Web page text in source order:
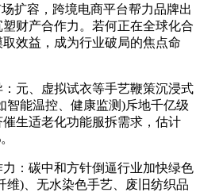
扩容，跨境电商平台帮力品牌出
财产合作力。若何正在全球化合
效益，成为行业破局的焦点命
、虚拟试衣等手艺鞭策沉浸式
智能温控、健康监测)斥地千亿级
生适老化功能服拆需求，估计
碳中和方针倒逼行业加快绿色
维)、无水染色手艺、废旧纺织品